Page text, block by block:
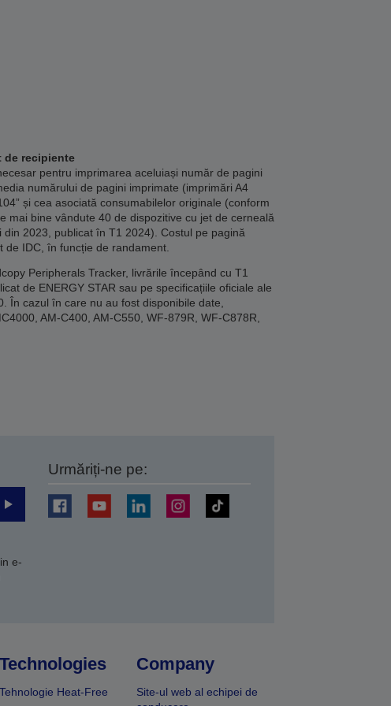
de recipiente
pentru imprimarea aceluiași număr de pagini
numărului de pagini imprimate (imprimări A4
și cea asociată consumabilelor originale (conform
mai bine vândute 40 de dispozitive cu jet de cerneală
2023, publicat în T1 2024). Costul pe pagină
IDC, în funcție de randament.
Peripherals Tracker, livrările începând cu T1
de ENERGY STAR sau pe specificațiile oficiale ale
În cazul în care nu au fost disponibile date,
AM-C400, AM-C550, WF-879R, WF-C878R,
Trimiteți
e-
Urmăriți-ne pe:
Technologies
Tehnologie Heat-Free
Company
Site-ul web al echipei de